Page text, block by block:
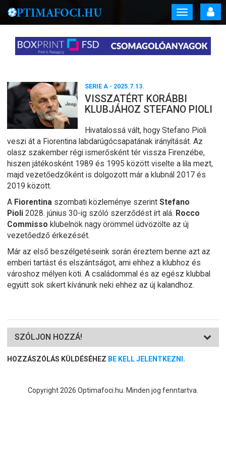
Toggle
navigation
SERIE A- 2025.7.13.
VISSZATÉRT KORÁBBI
KLUBJÁHOZ STEFANO PIOLI
Hivatalossá vált, hogy Stefano Pioli
veszi át a Fiorentina labdarúgócsapatának irányítását. Az
olasz szakember régi ismerősként tér vissza Firenzébe,
hiszen játékosként 1989 és 1995 között viselte a lila mezt,
majd vezetőedzőként is dolgozott már a klubnál 2017 és
2019 között.
A Fiorentina szombati közleménye szerint Stefano
Pioli 2028. június 30-ig szóló szerződést írt alá. Rocco
Commisso klubelnök nagy örömmel üdvözölte az új
vezetőedző érkezését.
Már az első beszélgetéseink során éreztem benne azt az
emberi tartást és elszántságot, ami ehhez a klubhoz és
városhoz mélyen köti. A családommal és az egész klubbal
együtt sok sikert kívánunk neki ehhez az új kalandhoz.
SZÓLJON HOZZÁ!
HOZZÁSZÓLÁS KÜLDÉSÉHEZ BE KELL JELENTKEZNI .
Copyright 2026 Optimafoci.hu. Minden jog fenntartva.